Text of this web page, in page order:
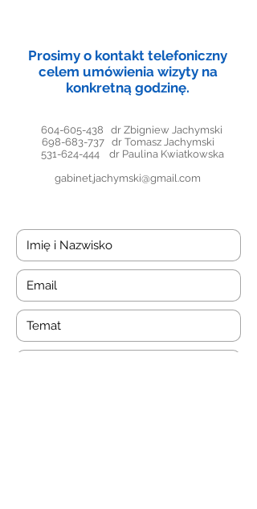
Prosimy o kontakt telefoniczny
celem umówienia wizyty na
konkretną godzinę.
604-605-438 dr Zbigniew Jachymski
698-683-737dr Tomasz Jachymski
531-624-444 dr Paulina Kwiatkowska
gabinet.jachymski@gmail.com